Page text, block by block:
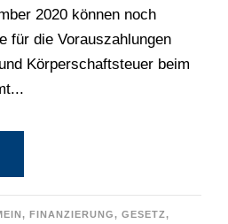
2020 können noch
für die Vorauszahlungen
Körperschaftsteuer beim
, FINANZIERUNG, GESETZ,